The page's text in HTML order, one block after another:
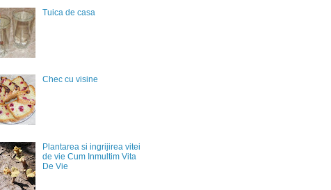
Tuica de casa
Chec cu visine
Plantarea si ingrijirea vitei
de vie Cum Inmultim Vita
De Vie